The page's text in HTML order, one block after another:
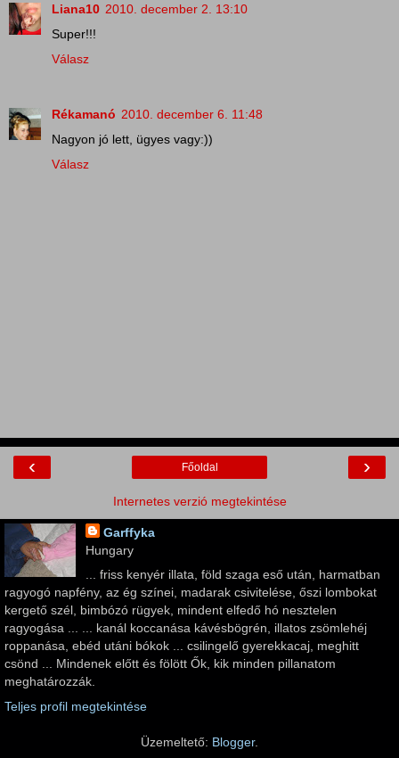
Liana10 2010. december 2. 13:10
Super!!!
Válasz
Rékamanó 2010. december 6. 11:48
Nagyon jó lett, ügyes vagy:))
Válasz
‹ ›
Főoldal
Internetes verzió megtekintése
Garffyka
Hungary
... friss kenyér illata, föld szaga eső után, harmatban
ragyogó napfény, az ég színei, madarak csivitelése, őszi lombokat
kergető szél, bimbózó rügyek, mindent elfedő hó nesztelen
ragyogása ... ... kanál koccanása kávésbögrén, illatos zsömlehéj
roppanása, ebéd utáni bókok ... csilingelő gyerekkacaj, meghitt
csönd ... Mindenek előtt és fölött Ők, kik minden pillanatom
meghatározzák.
Teljes profil megtekintése
Üzemeltető: Blogger.